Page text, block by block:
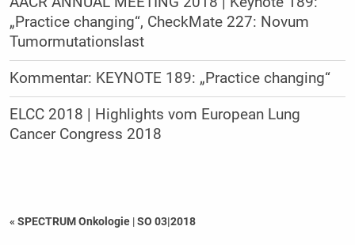
„Practice changing“, CheckMate 227: Novum
Tumormutationslast
Kommentar: KEYNOTE 189: „Practice changing“
ELCC 2018 | Highlights vom European Lung
Cancer Congress 2018
« SPECTRUM Onkologie |SO 03|2018